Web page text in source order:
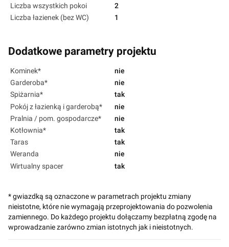
Liczba wszystkich pokoi
2
Liczba łazienek (bez WC)
1
Dodatkowe parametry projektu
Kominek*
nie
Garderoba*
nie
Spiżarnia*
tak
Pokój z łazienką i garderobą*
nie
Pralnia / pom. gospodarcze*
nie
Kotłownia*
tak
Taras
tak
Weranda
nie
Wirtualny spacer
tak
* gwiazdką są oznaczone w parametrach projektu zmiany
nieistotne, które nie wymagają przeprojektowania do pozwolenia
zamiennego. Do każdego projektu dołączamy bezpłatną zgodę na
wprowadzanie zarówno zmian istotnych jak i nieistotnych.